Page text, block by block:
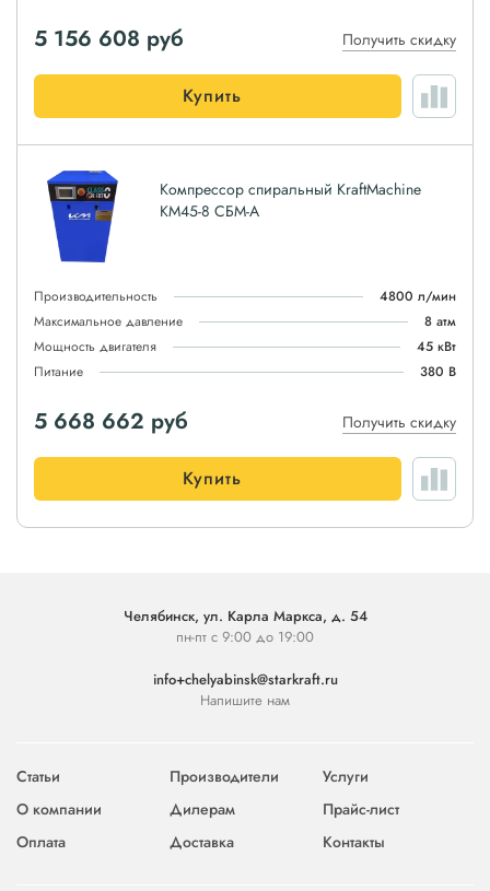
5 156 608 руб Получить скидку
Купить
Компрессор спиральный KraftMachine
КМ45-8 СБМ-А
Производительность
4800 л/мин
Максимальное давление
8 атм
Мощность двигателя
45 кВт
Питание
380 В
5 668 662 руб Получить скидку
Купить
Челябинск, ул. Карла Маркса, д. 54
пн-пт с 9:00 до 19:00
info+chelyabinsk@starkraft.ru
Напишите нам
Статьи Производители
Услуги
О компании
Дилерам
Прайс-лист
Оплата
Доставка Контакты